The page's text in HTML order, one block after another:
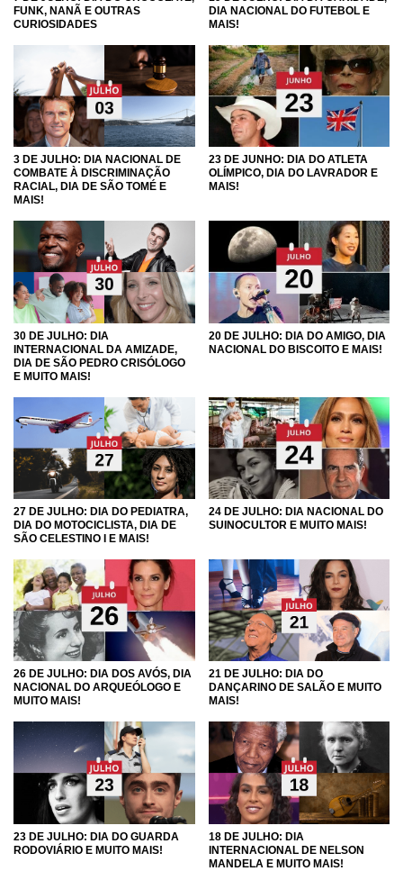
FUNK, NANÃ E OUTRAS
CURIOSIDADES
DIA NACIONAL DO FUTEBOL E
MAIS!
3 DE JULHO: DIA NACIONAL DE
COMBATE À DISCRIMINAÇÃO
RACIAL, DIA DE SÃO TOMÉ E
MAIS!
23 DE JUNHO: DIA DO ATLETA
OLÍMPICO, DIA DO LAVRADOR E
MAIS!
30 DE JULHO: DIA
INTERNACIONAL DA AMIZADE,
DIA DE SÃO PEDRO CRISÓLOGO
E MUITO MAIS!
20 DE JULHO: DIA DO AMIGO, DIA
NACIONAL DO BISCOITO E MAIS!
27 DE JULHO: DIA DO PEDIATRA,
DIA DO MOTOCICLISTA, DIA DE
SÃO CELESTINO I E MAIS!
24 DE JULHO: DIA NACIONAL DO
SUINOCULTOR E MUITO MAIS!
26 DE JULHO: DIA DOS AVÓS, DIA
NACIONAL DO ARQUEÓLOGO E
MUITO MAIS!
21 DE JULHO: DIA DO
DANÇARINO DE SALÃO E MUITO
MAIS!
23 DE JULHO: DIA DO GUARDA
RODOVIÁRIO E MUITO MAIS!
18 DE JULHO: DIA
INTERNACIONAL DE NELSON
MANDELA E MUITO MAIS!